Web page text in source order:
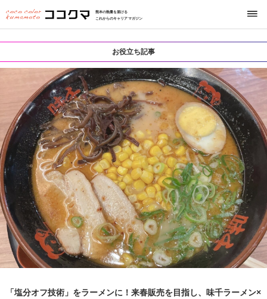
熊本の熱量を届ける
これからのキャリアマガジン
お役立ち記事
「塩分オフ技術」をラーメンに！来春販売を目指し、味千ラーメン×